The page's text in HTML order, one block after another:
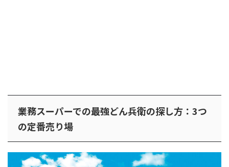
業務スーパーでの最強どん兵衛の探し方：3つ
の定番売り場